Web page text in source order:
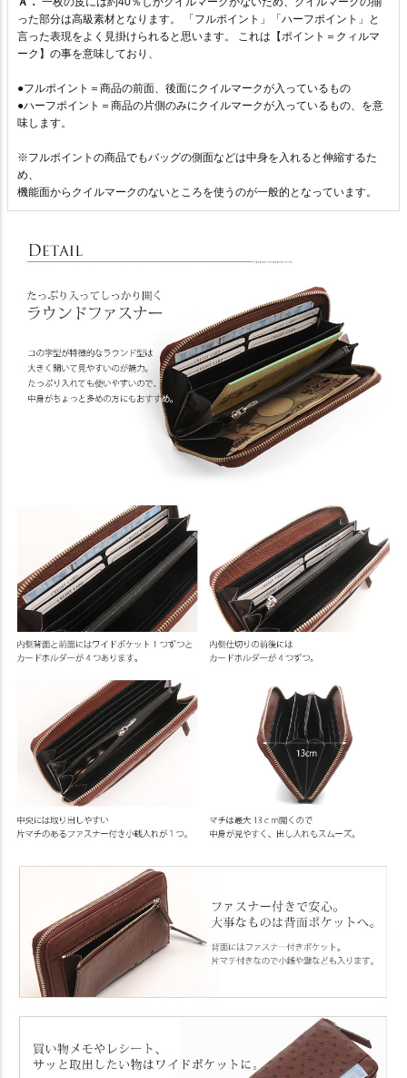
った部分は高級素材となります。 「フルポイント」「ハーフポイント」と
言った表現をよく見掛けられると思います。 これは【ポイント＝クィルマ
ーク】の事を意味しており、
●フルポイント＝商品の前面、後面にクイルマークが入っているもの
●ハーフポイント＝商品の片側のみにクイルマークが入っているもの、を意
味します。
※フルポイントの商品でもバッグの側面などは中身を入れると伸縮するた
め、
機能面からクイルマークのないところを使うのが一般的となっています。